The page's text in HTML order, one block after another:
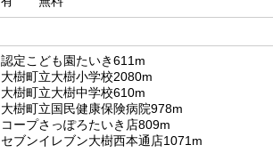
認定こども園たいき611m
大樹町立大樹小学校2080m
大樹町立大樹中学校610m
大樹町立国民健康保険病院978m
コープさっぽろたいき店809m
セブンイレブン大樹西本通店1071m